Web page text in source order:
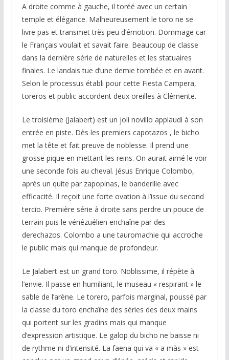
A droite comme à gauche, il toréé avec un certain
temple et élégance. Malheureusement le toro ne se
livre pas et transmet très peu d’émotion. Dommage car
le Français voulait et savait faire. Beaucoup de classe
dans la dernière série de naturelles et les statuaires
finales. Le landais tue d’une demie tombée et en avant.
Selon le processus établi pour cette Fiesta Campera,
toreros et public accordent deux oreilles à Clémente.
Le troisième (Jalabert) est un joli novillo applaudi à son
entrée en piste. Dès les premiers capotazos , le bicho
met la tête et fait preuve de noblesse. Il prend une
grosse pique en mettant les reins. On aurait aimé le voir
une seconde fois au cheval. Jésus Enrique Colombo,
après un quite par zapopinas, le banderille avec
efficacité. Il reçoit une forte ovation à l’issue du second
tercio. Première série à droite sans perdre un pouce de
terrain puis le vénézuélien enchaîne par des
derechazos. Colombo a une tauromachie qui accroche
le public mais qui manque de profondeur.
Le Jalabert est un grand toro. Noblissime, il répète à
l’envie. Il passe en humiliant, le museau « respirant » le
sable de l’arène. Le torero, parfois marginal, poussé par
la classe du toro enchaîne des séries des deux mains
qui portent sur les gradins mais qui manque
d’expression artistique. Le galop du bicho ne baisse ni
de rythme ni d’intensité. La faena qui va « a màs » est